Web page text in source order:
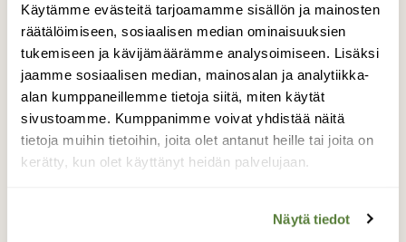
Käytämme evästeitä tarjoamamme sisällön ja mainosten
räätälöimiseen, sosiaalisen median ominaisuuksien
tukemiseen ja kävijämäärämme analysoimiseen. Lisäksi
jaamme sosiaalisen median, mainosalan ja analytiikka-
alan kumppaneillemme tietoja siitä, miten käytät
sivustoamme. Kumppanimme voivat yhdistää näitä
tietoja muihin tietoihin, joita olet antanut heille tai joita on
kerätty, kun olet käyttänyt heidän palvelujaan.
Näytä tiedot
Leppäkertut
Luonnossa tapahtuu. Leppäkerttuja näkee
hyvin paljon kasvien jo kuihtuneillakin
kukinnoilla. Kuvan perusteella saamme
seurata ja kuvata ensikesänäkin näitä
luonnon pieniä väriläiskiä.